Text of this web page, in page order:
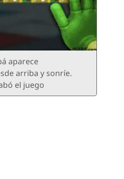
aparece
arriba y sonríe.
el juego